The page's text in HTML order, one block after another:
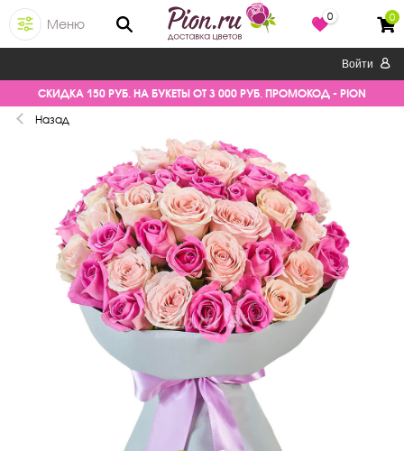
Меню
0 0
Войти
СКИДКА 150 РУБ. НА БУКЕТЫ ОТ 3 000 РУБ. ПРОМОКОД - PION
Назад